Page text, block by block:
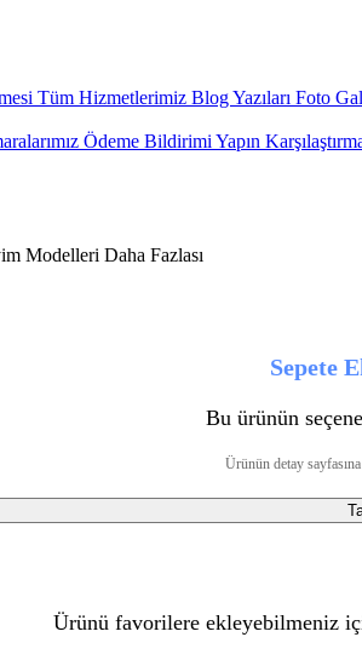
Tüm Hizmetlerimiz Blog Yazıları Foto
Ödeme Bildirimi Yapın
Sepete
Bu ürünün
Ürünün detay
Ürünü favorilere ekleyebilmeniz